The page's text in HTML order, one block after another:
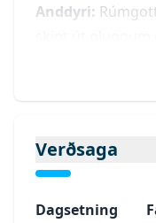
Anddyri:
stofunni. Auðvelt
Tvö
Verðsaga
Dagsetning